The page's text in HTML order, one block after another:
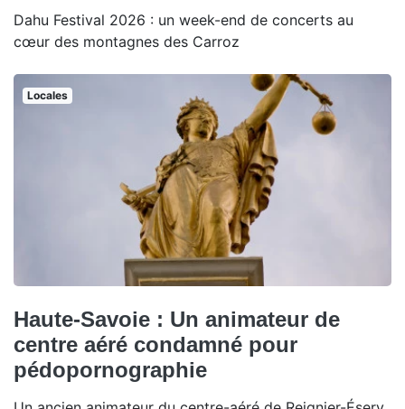
Dahu Festival 2026 : un week-end de concerts au
cœur des montagnes des Carroz
Locales
Haute-Savoie : Un animateur de
centre aéré condamné pour
pédopornographie